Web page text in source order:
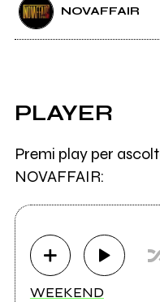
NOVAFFAIR
PLAYER
Premi play per
NOVAFFAIR:
WEEKEND